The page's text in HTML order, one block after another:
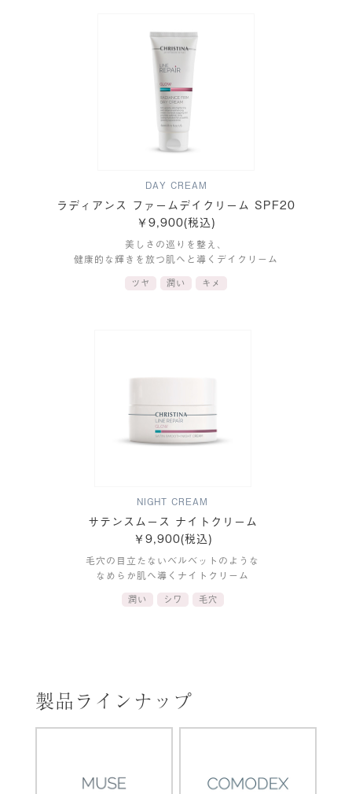
DAY CREAM
ラディアンス ファームデイクリーム SPF20
￥9,900(税込)
美しさの巡りを整え、
健康的な輝きを放つ肌へと導くデイクリーム
ツヤ 潤い キメ
NIGHT CREAM
サテンスムース ナイトクリーム
￥9,900(税込)
毛穴の目立たないベルベットのような
なめらか肌へ導くナイトクリーム
潤い シワ 毛穴
製品ラインナップ